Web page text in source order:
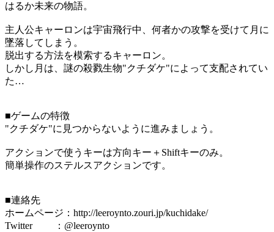
はるか未来の物語。
主人公キャーロンは宇宙飛行中、何者かの攻撃を受けて月に
墜落してしまう。
脱出する方法を模索するキャーロン。
しかし月は、謎の殺戮生物"クチダケ"によって支配されてい
た…
■ゲームの特徴
"クチダケ"に見つからないように進みましょう。
アクションで使うキーは方向キー＋Shiftキーのみ。
簡単操作のステルスアクションです。
■連絡先
ホームページ：http://leeroynto.zouri.jp/kuchidake/
Twitter ：@leeroynto